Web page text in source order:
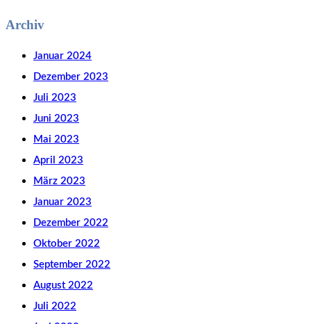
Archiv
Januar 2024
Dezember 2023
Juli 2023
Juni 2023
Mai 2023
April 2023
März 2023
Januar 2023
Dezember 2022
Oktober 2022
September 2022
August 2022
Juli 2022